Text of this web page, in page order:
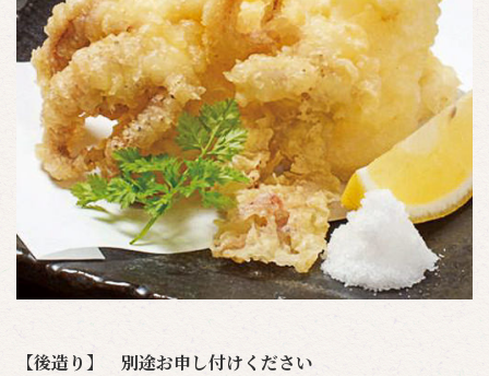
【後造り】 別途お申し付けください